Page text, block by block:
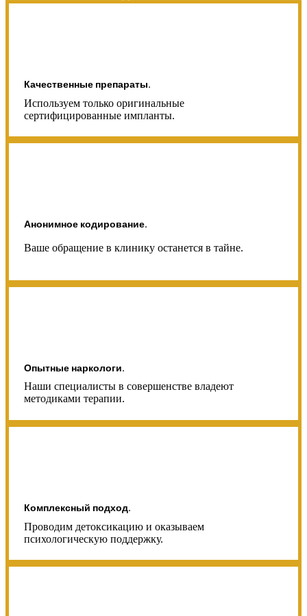
Качественные препараты.
Используем только оригинальные
сертифицированные импланты.
Анонимное кодирование.
Ваше обращение в клинику останется в тайне.
Опытные наркологи.
Наши специалисты в совершенстве владеют
методиками терапии.
Комплексный подход.
Проводим детоксикацию и оказываем
психологическую поддержку.